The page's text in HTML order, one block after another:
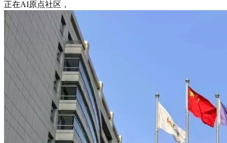
正在AI原点社区，